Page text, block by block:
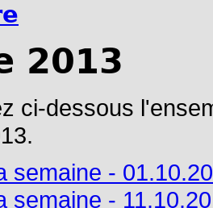
2013
ci-dessous
semaine -
semaine -